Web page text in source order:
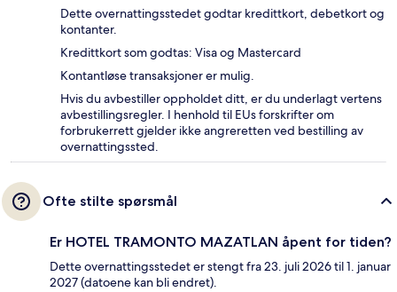
Dette overnattingsstedet godtar kredittkort, debetkort og
kontanter.
Kredittkort som godtas: Visa og Mastercard
Kontantløse transaksjoner er mulig.
Hvis du avbestiller oppholdet ditt, er du underlagt vertens
avbestillingsregler. I henhold til EUs forskrifter om
forbrukerrett gjelder ikke angreretten ved bestilling av
overnattingssted.
Ofte stilte spørsmål
Er HOTEL TRAMONTO MAZATLAN åpent for tiden?
Dette overnattingsstedet er stengt fra 23. juli 2026 til 1. januar
2027 (datoene kan bli endret).